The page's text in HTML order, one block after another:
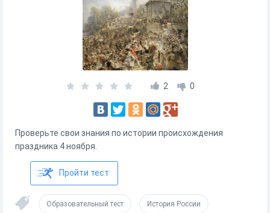
2 0
Проверьте свои знания по истории происхождения
праздника 4 ноября.
Пройти тест
Образовательный тест История России